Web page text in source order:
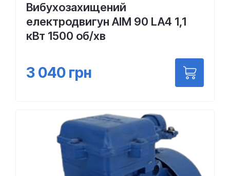
Вибухозахищений
електродвигун АІМ 90 LA4 1,1
кВт 1500 об/хв
3 040 грн